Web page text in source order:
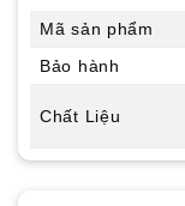
Mã sản phẩm
Bảo hành
Chất Liệu